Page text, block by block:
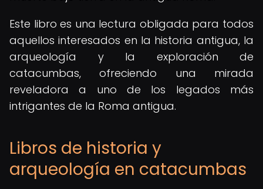
Este libro es una lectura obligada para todos
aquellos interesados en la historia antigua, la
arqueología y la exploración de
catacumbas, ofreciendo una mirada
reveladora a uno de los legados más
intrigantes de la Roma antigua.
Libros de historia y
arqueología en catacumbas